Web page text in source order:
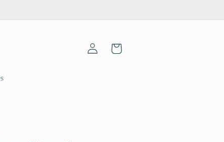
Iniciar
sessão
Carrinho